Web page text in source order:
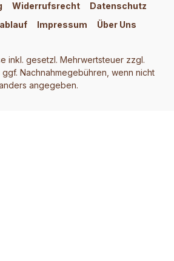
Widerrufsrecht
Datenschutz
Impressum Über Uns
inkl. gesetzl. Mehrwertsteuer zzgl.
ggf. Nachnahmegebühren, wenn nicht
angegeben.